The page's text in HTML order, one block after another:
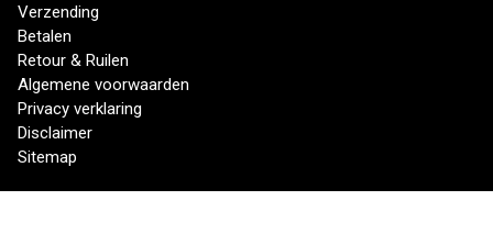
Verzending
Betalen
Retour & Ruilen
Algemene voorwaarden
Privacy verklaring
Disclaimer
Sitemap